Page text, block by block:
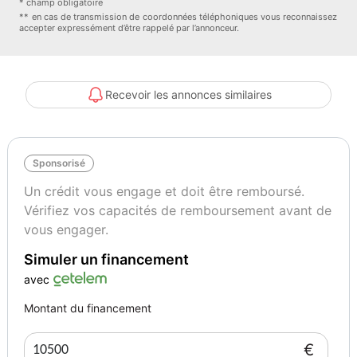
* champ obligatoire
** en cas de transmission de coordonnées téléphoniques vous reconnaissez
accepter expressément d’être rappelé par l’annonceur.
Recevoir les annonces similaires
Sponsorisé
Un crédit vous engage et doit être remboursé.
Vérifiez vos capacités de remboursement avant de
vous engager.
Simuler un financement
avec
Montant du financement
€